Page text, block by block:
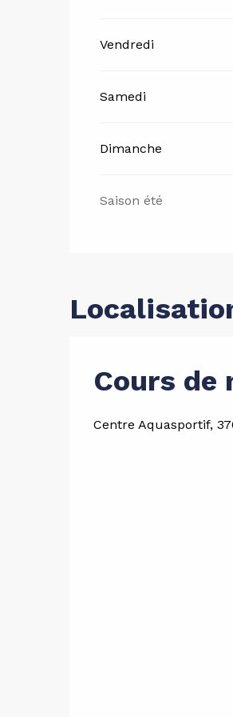
Vendredi
Samedi
Dimanche
Saison été
Cours de
Centre Aquasportif,